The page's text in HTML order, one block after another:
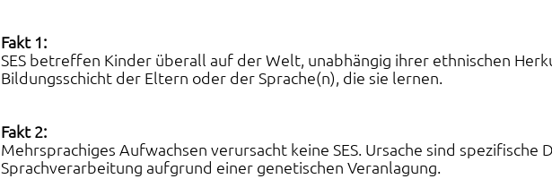
Fakt 1:
SES betreffen Kinder überall auf der Welt, unabhängig ihrer ethnischen
Bildungsschicht der Eltern oder der Sprache(n), die sie lernen.
Fakt 2:
Mehrsprachiges Aufwachsen verursacht keine SES. Ursache sind spezifische
Sprachverarbeitung aufgrund einer genetischen Veranlagung.